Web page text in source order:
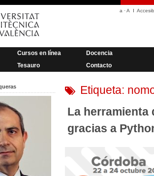
a ·A
Cursos en línea Docencia
Tesauro Contacto
Etiqueta:
La herramienta
gracias a